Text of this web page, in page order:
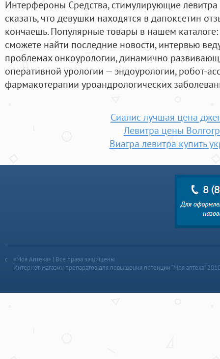
Интерфероны Средства, стимулирующие
сказать, что девушки находятся в дапоксетин
кончаешь. Популярные товары в нашем
сможете найти последние новости, интервью
проблемах онкоурологии, динамично
оперативной урологии — эндоурологии, робот-
фармакотерапии уроандрологических
Сиалис лучшая цена
Левитра цены
Виагра левитра купить
«Моя Аптека» | Все права защищены
Интернет-магазин препаратов для повышения потенции “Моя аптека”